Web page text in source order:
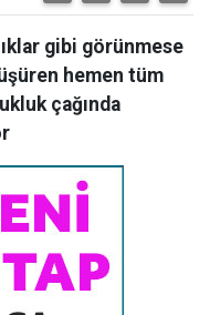
gibi görünmese
hemen tüm
çağında